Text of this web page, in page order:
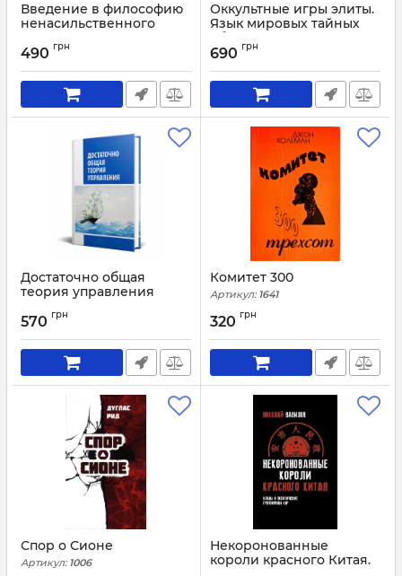
Введение в философию
ненасильственного
Артикул:
490 грн
Оккультные игры элиты.
Язык мировых тайных
обществ
Артикул:
690 грн
Достаточно общая
теория управления
Артикул:
570 грн
Комитет 300
Артикул: 1641
320 грн
Спор о Сионе
Артикул: 1006
Некоронованные
короли красного Китая.